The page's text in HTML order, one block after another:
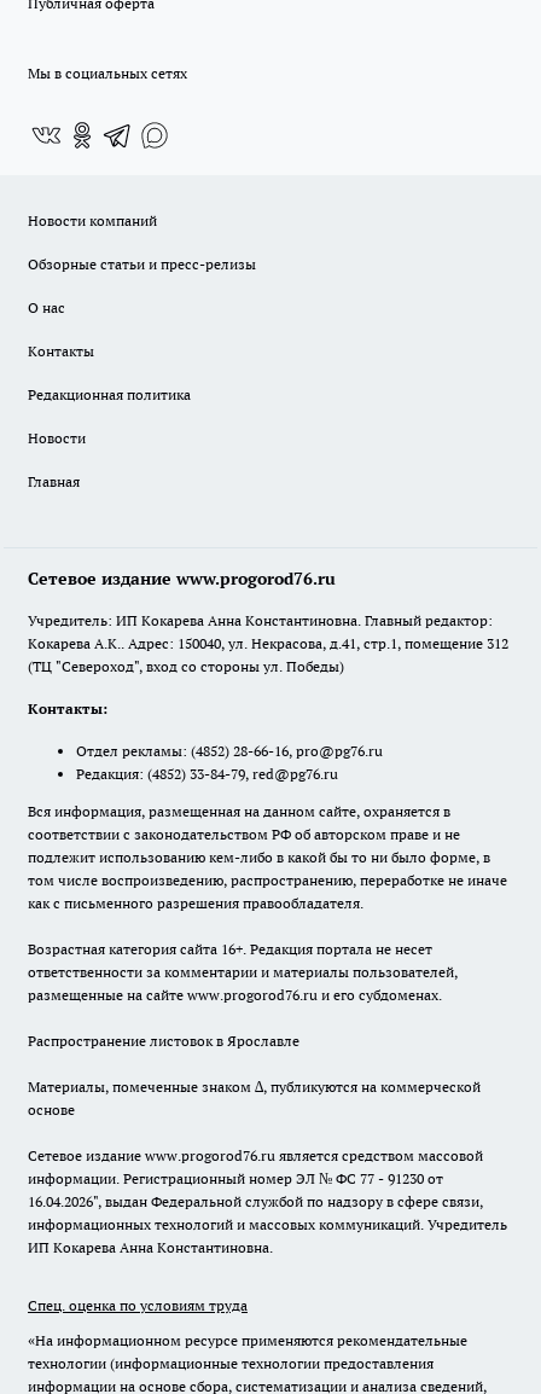
Мы в социальных сетях
Новости компаний
Обзорные статьи и пресс-релизы
О нас
Контакты
Редакционная политика
Новости
Главная
Сетевое издание www.progorod76.ru
Учредитель: ИП Кокарева Анна Константиновна. Главный редактор:
Кокарева А.К.. Адрес: 150040, ул. Некрасова, д.41, стр.1, помещение 312
(ТЦ "Североход", вход со стороны ул. Победы)
Контакты:
Отдел рекламы: (4852) 28-66-16, pro@pg76.ru
Редакция: (4852) 33-84-79, red@pg76.ru
Вся информация, размещенная на данном сайте, охраняется в
соответствии с законодательством РФ об авторском праве и не
подлежит использованию кем-либо в какой бы то ни было форме, в
том числе воспроизведению, распространению, переработке не иначе
как с письменного разрешения правообладателя.
Возрастная категория сайта 16+. Редакция портала не несет
ответственности за комментарии и материалы пользователей,
размещенные на сайте www.progorod76.ru и его субдоменах.
Распространение листовок в Ярославле
Материалы, помеченные знаком ∆, публикуются на коммерческой
основе
Сетевое издание www.progorod76.ru является средством массовой
информации. Регистрационный номер ЭЛ № ФС 77 - 91230 от
16.04.2026", выдан Федеральной службой по надзору в сфере связи,
информационных технологий и массовых коммуникаций. Учредитель
ИП Кокарева Анна Константиновна.
Спец. оценка по условиям труда
«На информационном ресурсе применяются рекомендательные
технологии (информационные технологии предоставления
информации на основе сбора, систематизации и анализа сведений,